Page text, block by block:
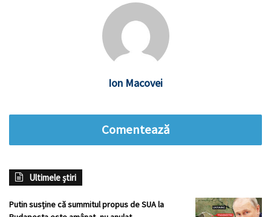
Ion Macovei
Comentează
Ultimele știri
Putin susține că summitul propus de SUA la